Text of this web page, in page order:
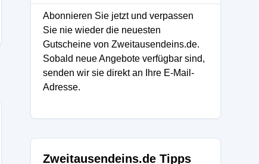
Abonnieren Sie jetzt und verpassen
Sie nie wieder die neuesten
Gutscheine von Zweitausendeins.de.
Sobald neue Angebote verfügbar sind,
senden wir sie direkt an Ihre E-Mail-
Adresse.
Zweitausendeins.de Tipps